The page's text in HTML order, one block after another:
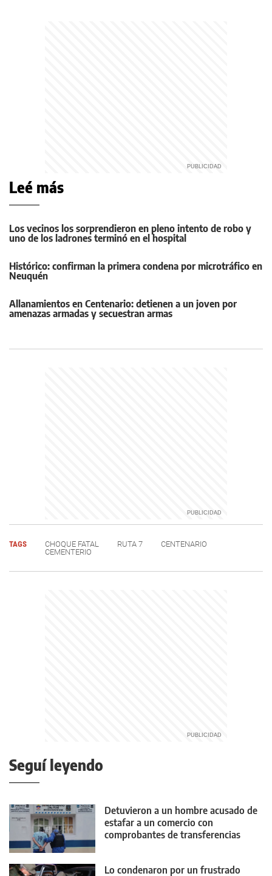
Leé más
Los vecinos los sorprendieron en pleno intento de robo y
uno de los ladrones terminó en el hospital
Histórico: confirman la primera condena por microtráfico en
Neuquén
Allanamientos en Centenario: detienen a un joven por
amenazas armadas y secuestran armas
TAGS CHOQUE FATAL RUTA 7
CENTENARIO
CEMENTERIO
Seguí leyendo
Detuvieron a un hombre acusado de
estafar a un comercio con
comprobantes de transferencias
Lo condenaron por un frustrado